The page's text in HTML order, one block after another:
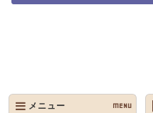
メニュー MENU